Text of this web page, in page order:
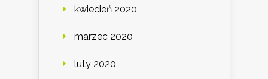
kwiecień 2020
marzec 2020
luty 2020